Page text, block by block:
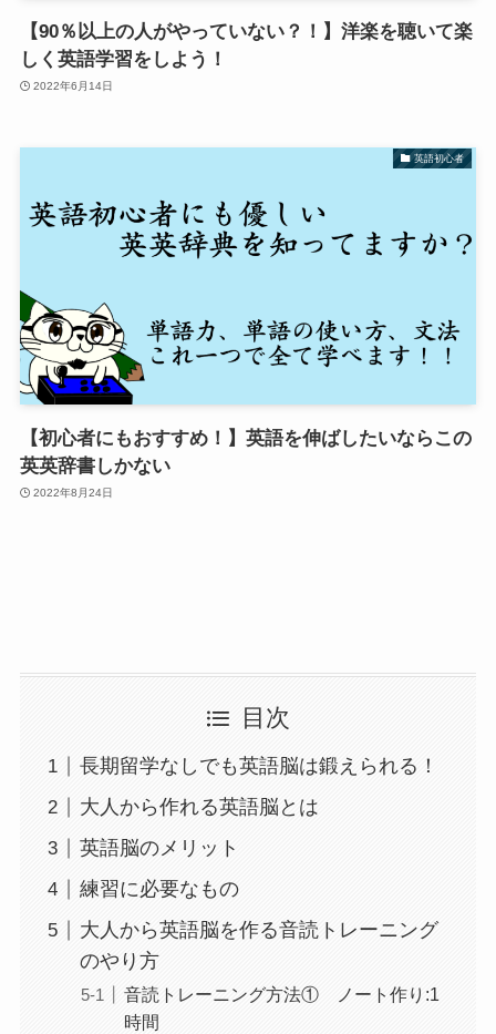
【90％以上の人がやっていない？！】洋楽を聴いて楽
しく英語学習をしよう！
2022年6月14日
英語初心者
【初心者にもおすすめ！】英語を伸ばしたいならこの
英英辞書しかない
2022年8月24日
目次
長期留学なしでも英語脳は鍛えられる！
大人から作れる英語脳とは
英語脳のメリット
練習に必要なもの
大人から英語脳を作る音読トレーニング
のやり方
音読トレーニング方法① ノート作り:1
時間